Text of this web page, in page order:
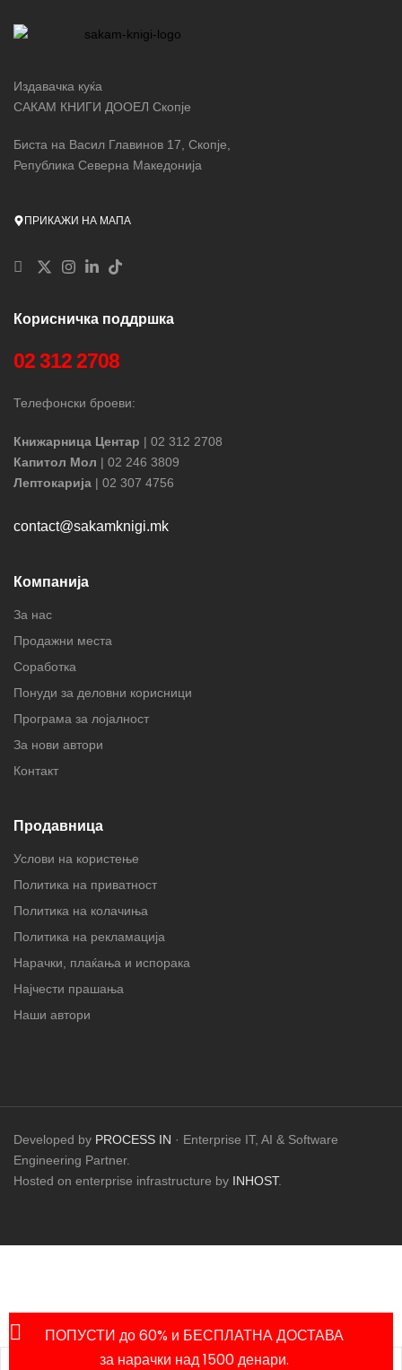
Издавачка куќа
САКАМ КНИГИ ДООЕЛ Скопје
Биста на Васил Главинов 17, Скопје,
Република Северна Македонија
ПРИКАЖИ НА МАПА
Корисничка поддршка
02 312 2708
Телефонски броеви:
Книжарница Центар | 02 312 2708
Капитол Мол | 02 246 3809
Лептокарија | 02 307 4756
contact@sakamknigi.mk
Компанија
За нас
Продажни места
Соработка
Понуди за деловни корисници
Програма за лојалност
За нови автори
Контакт
Продавница
Услови на користење
Политика на приватност
Политика на колачиња
Политика на рекламација
Нарачки, плаќања и испорака
Најчести прашања
Наши автори
Developed by PROCESS IN · Enterprise IT, AI & Software
Engineering Partner.
Hosted on enterprise infrastructure by INHOST.
ПОПУСТИ до 60% и БЕСПЛАТНА ДОСТАВА
за нарачки над 1500 денари.